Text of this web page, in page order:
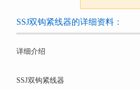
SSJ双钩紧线器的详细资料：
详细介绍
SSJ双钩紧线器